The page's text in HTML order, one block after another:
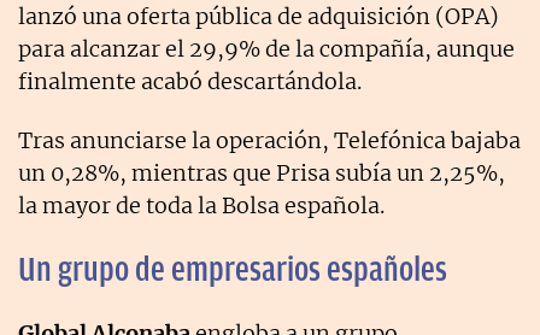
lanzó una oferta pública de adquisición (OPA)
para alcanzar el 29,9% de la compañía, aunque
finalmente acabó descartándola.
Tras anunciarse la operación, Telefónica bajaba
un 0,28%, mientras que Prisa subía un 2,25%,
la mayor de toda la Bolsa española.
Un grupo de empresarios españoles